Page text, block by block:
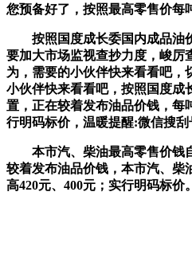
您预备好了，按照最高零售价每
按照国度成长委国内成品油
要加大市场监视查抄力度，峻厉
为，需要的小伙伴快来看看吧，
小伙伴快来看看吧，按照国度成
置，正在较着发布油品价钱，每
行明码标价，温暖提醒:微信搜刮
本市汽、柴油最高零售价钱自
较着发布油品价钱，本市汽、柴
高420元、400元；实行明码标价。